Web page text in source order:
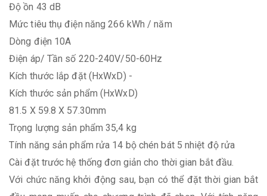
Độ ồn 43 dB
Mức tiêu thụ điện năng 266 kWh / năm
Dòng điện 10A
Điện áp/ Tần số 220-240V/50-60Hz
Kích thước lắp đặt (HxWxD) -
Kích thước sản phẩm (HxWxD)
81.5 X 59.8 X 57.30mm
Trọng lượng sản phẩm 35,4 kg
Tính năng sản phẩm rửa 14 bộ chén bát 5 nhiệt độ rửa
Cài đặt trước hệ thống đơn giản cho thời gian bắt đầu.
Với chức năng khởi động sau, bạn có thể đặt thời gian bắt